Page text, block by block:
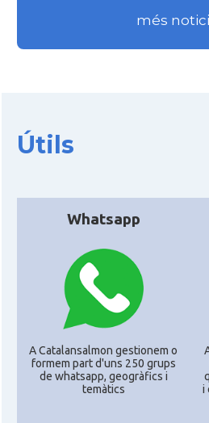
Catalans
CAMON Catalans
CAMON Catalans
CAMON
CAMON Catalans
Catalans a
més
Útils
Whatsapp
A Catalansalmon gestionem o
formem part d'uns 250 grups
de whatsapp, geogràfics i
temàtics
i